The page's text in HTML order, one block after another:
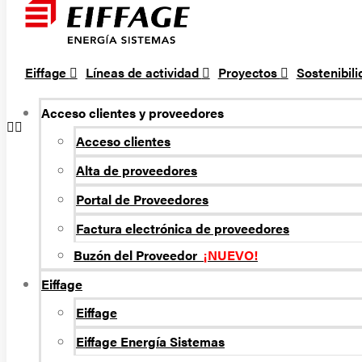
Eiffage Líneas de actividad Proyectos
Acceso clientes y proveedores
Acceso clientes
Alta de proveedores
Portal de Proveedores
Factura electrónica de proveedores
Buzón del Proveedor ¡NUEVO!
Eiffage
Eiffage
Eiffage Energí­a Sistemas